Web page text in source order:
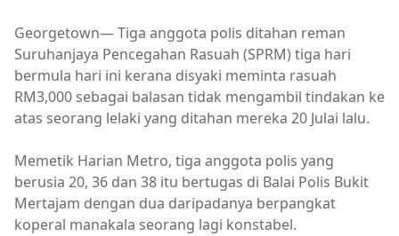
Georgetown— Tiga anggota polis ditahan reman
Suruhanjaya Pencegahan Rasuah (SPRM) tiga hari
bermula hari ini kerana disyaki meminta rasuah
RM3,000 sebagai balasan tidak mengambil tindakan ke
atas seorang lelaki yang ditahan mereka 20 Julai lalu.
Memetik Harian Metro, tiga anggota polis yang
berusia 20, 36 dan 38 itu bertugas di Balai Polis Bukit
Mertajam dengan dua daripadanya berpangkat
koperal manakala seorang lagi konstabel.